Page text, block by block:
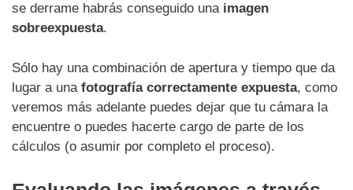
se derrame habrás conseguido una imagen
sobreexpuesta.
Sólo hay una combinación de apertura y tiempo que da
lugar a una fotografía correctamente expuesta, como
veremos más adelante puedes dejar que tu cámara la
encuentre o puedes hacerte cargo de parte de los
cálculos (o asumir por completo el proceso).